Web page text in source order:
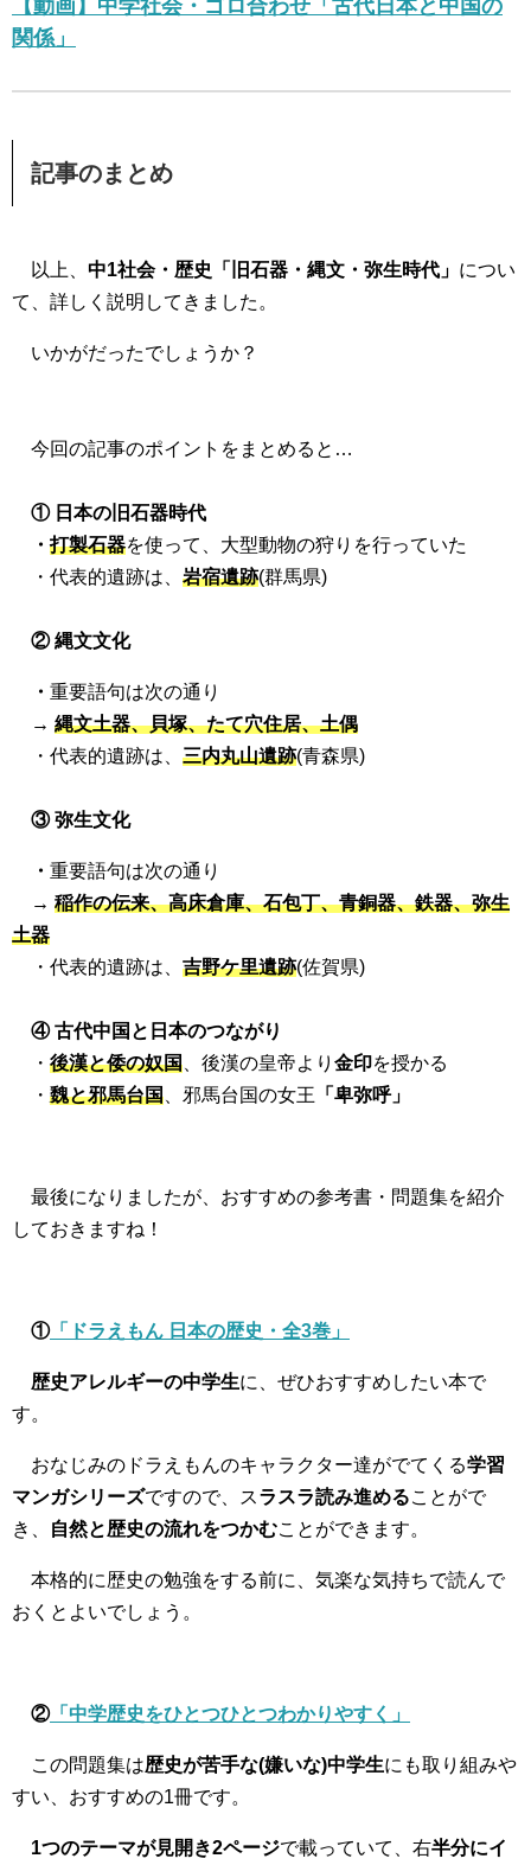
【動画】中学社会・ゴロ合わせ「古代日本と中国の
関係」
記事のまとめ
以上、 中1社会・歴史「旧石器・縄文・弥生時代」 につい
て、詳しく説明してきました。
いかがだったでしょうか？
今回の記事のポイントをまとめると…
① 日本の旧石器時代
・打製石器を使って、大型動物の狩りを行っていた
・代表的遺跡は、 岩宿遺跡(群馬県)
② 縄文文化
・ 重要語句は次の通り
→ 縄文土器、貝塚、たて穴住居、土偶
・代表的遺跡は、 三内丸山遺跡(青森県)
③ 弥生文化
・ 重要語句は次の通り
→ 稲作の伝来、高床倉庫、石包丁、青銅器、鉄器、弥生
土器
・代表的遺跡は、 吉野ケ里遺跡(佐賀県)
④ 古代中国と日本のつながり
・ 後漢と倭の奴国、後漢の皇帝より 金印を授かる
・ 魏と邪馬台国、邪馬台国の女王 「卑弥呼」
最後になりましたが、おすすめの参考書・問題集を紹介
しておきますね！
①「ドラえもん 日本の歴史・全3巻」
歴史アレルギーの中学生に、ぜひおすすめしたい本で
す。
おなじみのドラえもんのキャラクター達がでてくる学習
マンガシリーズですので、スラスラ読み進めることがで
き、
自然と歴史の流れをつかむことができます。
本格的に歴史の勉強をする前に、気楽な気持ちで読んで
おくとよいでしょう。
②「中学歴史をひとつひとつわかりやすく」
この問題集は歴史が苦手な(嫌いな)中学生にも取り組みや
すい、おすすめの1冊です。
1つのテーマが見開き2ページで載っていて、右半分にイ